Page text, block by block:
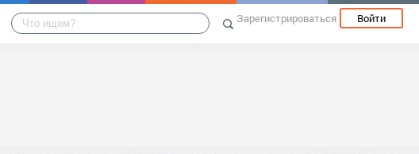
Зарегистрироваться Войти